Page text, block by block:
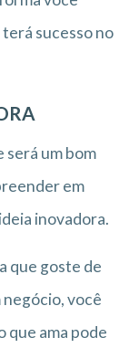
sucesso no
será um bom
em
inovadora.
que goste de
você
que ama pode